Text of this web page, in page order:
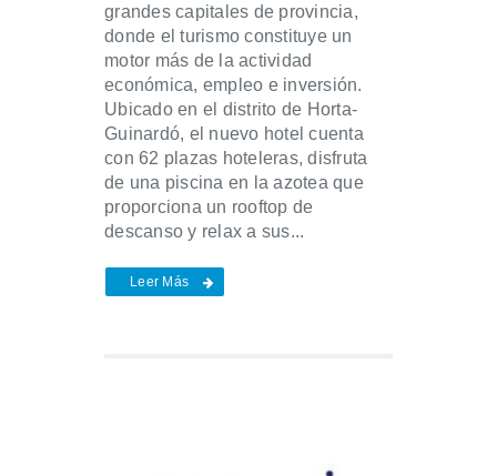
grandes capitales de provincia,
donde el turismo constituye un
motor más de la actividad
económica, empleo e inversión.
Ubicado en el distrito de Horta-
Guinardó, el nuevo hotel cuenta
con 62 plazas hoteleras, disfruta
de una piscina en la azotea que
proporciona un rooftop de
descanso y relax a sus...
Leer Más